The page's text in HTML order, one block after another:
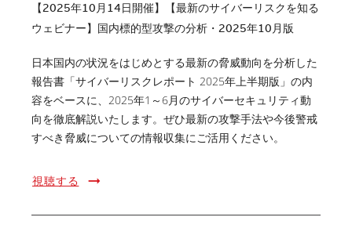
【2025年10月14日開催】【最新のサイバーリスクを知る
ウェビナー】国内標的型攻撃の分析・2025年10月版
日本国内の状況をはじめとする最新の脅威動向を分析した
報告書「サイバーリスクレポート 2025年上半期版」の内
容をベースに、2025年1～6月のサイバーセキュリティ動
向を徹底解説いたします。ぜひ最新の攻撃手法や今後警戒
すべき脅威についての情報収集にご活用ください。
視聴する